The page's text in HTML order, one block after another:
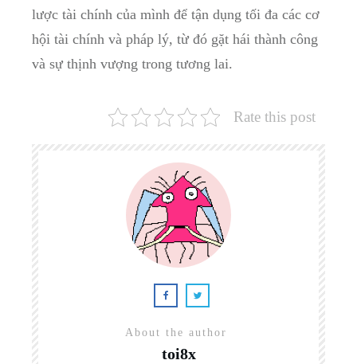
lược ⁤tài ⁢chính của mình ⁢để tận dụng tối đa ​các cơ
hội tài chính​ và pháp‌ lý, từ ⁢đó gặt hái thành⁢ công
và⁤ sự thịnh vượng trong tương lai.
Rate this post
About the author
toi8x